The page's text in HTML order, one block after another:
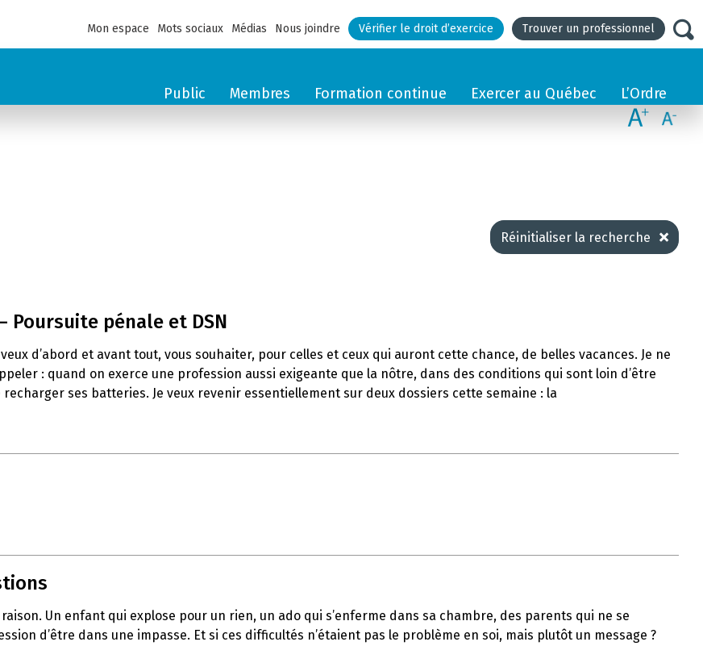
Mon espace Mots sociaux Médias Nous joindre Vérifier le droit d’exercice Trouver un professionnel
Public Membres Formation continue Exercer au Québec L’Ordre
Réinitialiser la recherche
Poursuite pénale et DSN
d’abord et avant tout, vous souhaiter, pour celles et ceux qui auront cette chance, de belles vacances. Je ne
: quand on exerce une profession aussi exigeante que la nôtre, dans des conditions qui sont loin d’être
ses batteries. Je veux revenir essentiellement sur deux dossiers cette semaine : la
Un enfant qui explose pour un rien, un ado qui s’enferme dans sa chambre, des parents qui ne se
d’être dans une impasse. Et si ces difficultés n’étaient pas le problème en soi, mais plutôt un message ?